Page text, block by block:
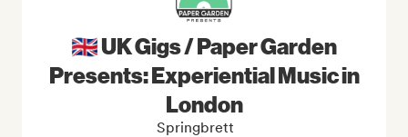
🇬🇧 UK Gigs / Paper Garden
Presents: Experiential Music in
London
Springbrett